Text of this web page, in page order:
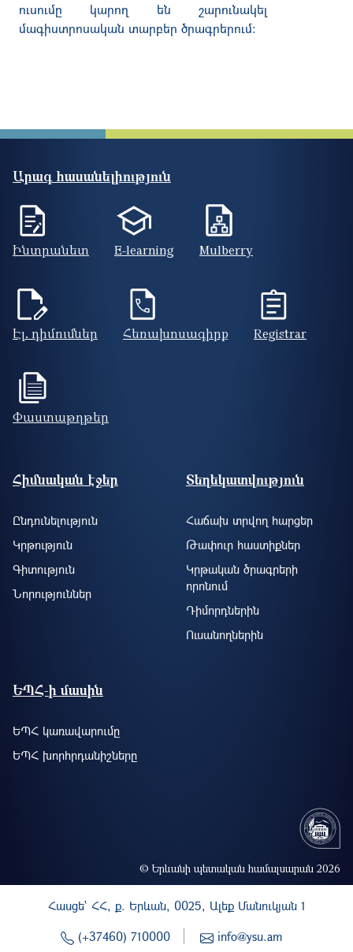
ուսումը կարող են շարունակել
մագիստրոսական տարբեր ծրագրերում:
Արագ հասանելիություն
Ինտրանետ E-learning Mulberry
Էլ. դիմումներ Հեռախոսագիրք Registrar
Փաստաթղթեր
Footer site information
Հիմնական էջեր
Ընդունելություն
Կրթություն
Գիտություն
Նորություններ
Տեղեկատվություն
Հաճախ տրվող հարցեր
Թափուր հաստիքներ
Կրթական ծրագրերի
որոնում
Դիմորդներին
Ուսանողներին
ԵՊՀ-ի մասին
ԵՊՀ կառավարումը
ԵՊՀ խորհրդանիշները
© Երևանի պետական համալսարան 2026
Հասցե` ՀՀ, ք. Երևան, 0025, Ալեք Մանուկյան 1
(+37460) 710000
info@ysu.am